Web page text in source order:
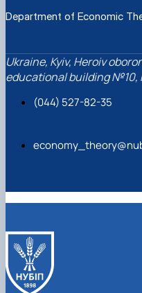
Department of Economic
Ukraine, Kyiv, Heroiv
educational building №10,
(044) 527-82-35